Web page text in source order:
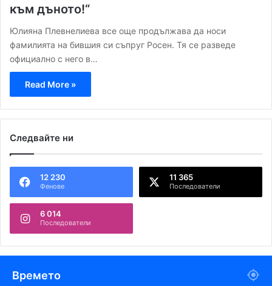
към дъното!“
Юлияна Плевнелиева все още продължава да носи
фамилията на бившия си съпруг Росен. Тя се разведе
официално с него в…
Read More »
Следвайте ни
12 230
Фенове
11 365
Последователи
6 014
Последователи
Времето